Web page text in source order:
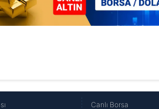
Canlı Borsa